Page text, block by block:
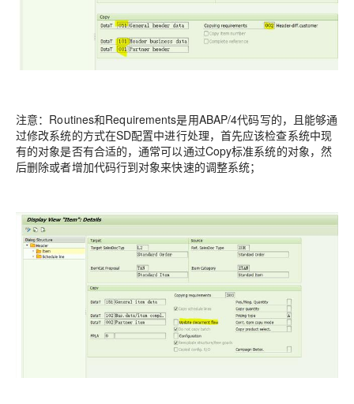
注意：Routines和Requirements是用ABAP/4代码写的，且能够通
过修改系统的方式在SD配置中进行处理，首先应该检查系统中现
有的对象是否有合适的，通常可以通过Copy标准系统的对象，然
后删除或者增加代码行到对象来快速的调整系统；